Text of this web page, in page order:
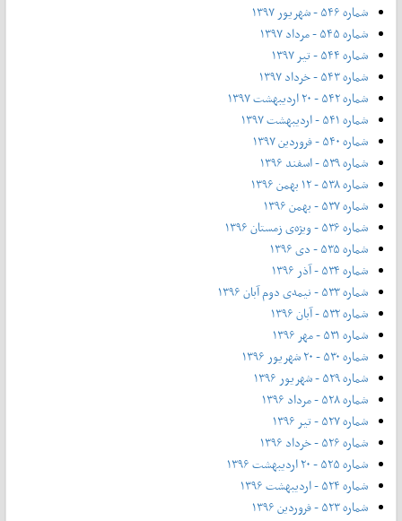
شماره ۵۴۶ - شهریور ۱۳۹۷
شماره ۵۴۵ - مرداد ۱۳۹۷
شماره ۵۴۴ - تیر ۱۳۹۷
شماره ۵۴۳ - خرداد ۱۳۹۷
شماره ۵۴۲ - ۲۰ اردیبهشت ۱۳۹۷
شماره ۵۴۱ - اردیبهشت ۱۳۹۷
شماره ۵۴۰ - فروردین ۱۳۹۷
شماره ۵۳۹ - اسفند ۱۳۹۶
شماره ۵۳۸ - ۱۲ بهمن ۱۳۹۶
شماره ۵۳۷ - بهمن ۱۳۹۶
شماره ۵۳۶ - ویژه‌ی زمستان ۱۳۹۶
شماره ۵۳۵ - دی ۱۳۹۶
شماره ۵۳۴ - آذر ۱۳۹۶
شماره ۵۳۳ - نیمه‌ی دوم آبان ۱۳۹۶
شماره ۵۳۲ - آبان ۱۳۹۶
شماره ۵۳۱ - مهر ۱۳۹۶
شماره ۵۳۰ - ۲۰ شهریور ۱۳۹۶
شماره ۵۲۹ - شهریور ۱۳۹۶
شماره ۵۲۸ - مرداد ۱۳۹۶
شماره ۵۲۷ - تیر ۱۳۹۶
شماره ۵۲۶ - خرداد ۱۳۹۶
شماره ۵۲۵ - ۲۰ اردیبهشت ۱۳۹۶
شماره ۵۲۴ - اردیبهشت ۱۳۹۶
شماره ۵۲۳ - فروردین ۱۳۹۶